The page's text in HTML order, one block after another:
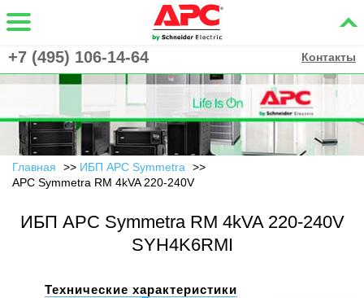
+7 (495) 106-14-64 Контакты
Главная
ИБП APC Symmetra
APC Symmetra RM 4kVA 220-240V
ИБП APC Symmetra RM 4kVA 220-240V
SYH4K6RMI
Технические характеристики